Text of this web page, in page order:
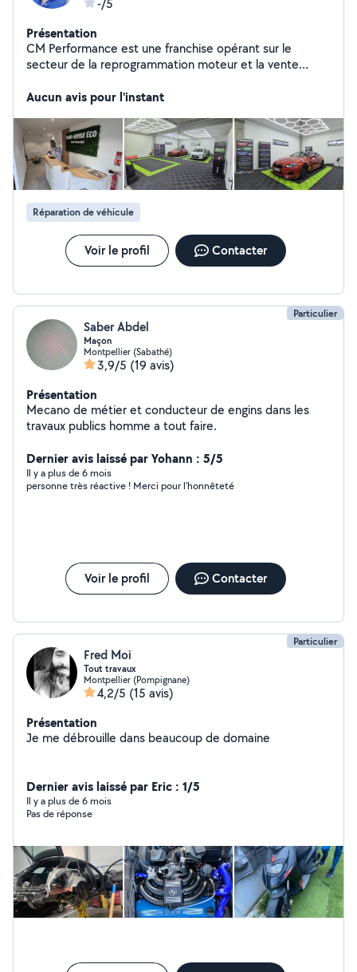
-/5
Présentation
CM Performance est une franchise opérant sur le
secteur de la reprogrammation moteur et la vente
centres en France, dont le nôtre à Montpellier. Chez
panel de solutions sur mesure afin de répondre à vos
besoins en terme de reprogrammation moteur.
Augmentation des performances moteur, réduction de
la consommation de carburant, conversion à l'éthanol et
solution FAP, EGR ou AD Blue, nous sommes votre
interlocuteur privilègié sur la region montpellieraine.
Economique, précautionneux et professionnel nous
serons heureux de vous accompagner et de vous
conseiller dans votre projet. A très vite dans notre
atelier de Montpellier 905 Avenue des bigos, 34740
Reprogrammation Moteur
Aucun avis pour l'instant
Réparation de véhicule
Voir le profil Contacter
Particulier
Saber Abdel
Maçon
Montpellier (Sabathé)
3,9/5 (19 avis)
Présentation
Mecano de métier et conducteur de engins dans les
travaux publics homme a tout faire.
Dernier avis laissé par Yohann : 5/5
Il y a plus de 6 mois
personne très réactive ! Merci pour l'honnêteté
Voir le profil Contacter
Particulier
Fred Moi
Tout travaux
Montpellier (Pompignane)
4,2/5 (15 avis)
Présentation
Je me débrouille dans beaucoup de domaine
Dernier avis laissé par Eric : 1/5
Il y a plus de 6 mois
Pas de réponse